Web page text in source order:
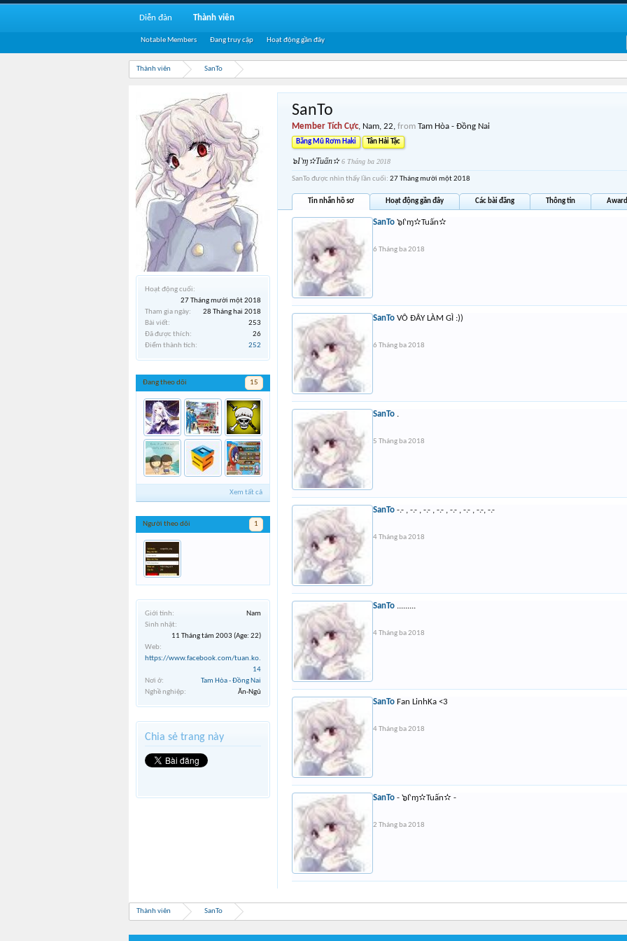
Thành viên SanTo
Hoạt động cuối:
27 Tháng mười một 2018
Tham gia ngày:
28 Tháng hai 2018
Bài viết:
253
Đã được thích:
26
Điểm thành tích:
252
Đang theo dõi 15
Xem tất cả
Người theo dõi 1
Giới tính:
Nam
Sinh nhật:
11 Tháng tám 2003 (Age: 22)
Web:
https://www.facebook.com/tuan.ko.
14
Nơi ở:
Tam Hòa - Đồng Nai
Nghề nghiệp:
Ăn-Ngủ
Chia sẻ trang này
SanTo
Member Tích Cực, Nam, 22, from Tam Hòa - Đồng Nai
Băng Mũ Rơm Haki Tân Hải Tặc
๖I‵ɱ✫Tuấn✫6 Tháng ba 2018
SanTo được nhìn thấy lần cuối: 27 Tháng mười một 2018
Tin nhắn hồ sơ Hoạt động gần đây Các bài đăng Thông tin
SanTo ๖I‵ɱ✫Tuấn✫
6 Tháng ba 2018
SanTo VÔ ĐÂY LÀM GÌ :))
6 Tháng ba 2018
SanTo .
5 Tháng ba 2018
SanTo -.- , -.- , -.- , -.- , -.- , -.- , -.-, -.-
4 Tháng ba 2018
SanTo .........
4 Tháng ba 2018
SanTo Fan LinhKa <3
4 Tháng ba 2018
SanTo - ๖I‵ɱ✫Tuấn✫ -
2 Tháng ba 2018
Thành viên SanTo
Diễn đàn Thành viên
Notable Members Đang truy cập Hoạt động gần đây